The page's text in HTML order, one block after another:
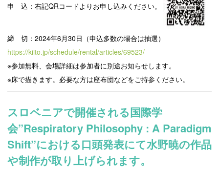
申 込：右記QRコードよりお申し込みください。
締 切：2024年6月30日（申込多数の場合は抽選）
https://kiito.jp/schedule/rental/articles/69523/
※参加無料、会場詳細は参加者に別途お知らせします。
※床で描きます。必要な方は座布団などをご持参ください。
スロベニアで開催される国際学
会”Respiratory Philosophy : A Paradigm
Shift”における口頭発表にて水野暁の作品
や制作が取り上げられます。